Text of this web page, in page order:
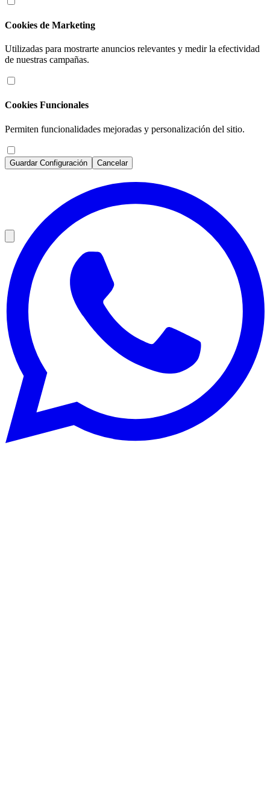
Cookies de Marketing
Utilizadas para mostrarte anuncios relevantes y medir la efectividad
de nuestras campañas.
Cookies Funcionales
Permiten funcionalidades mejoradas y personalización del sitio.
Guardar Configuración Cancelar